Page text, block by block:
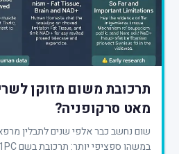
מאט סרקופניה?
שום נחשב כבר אלפי שנים לתבלין